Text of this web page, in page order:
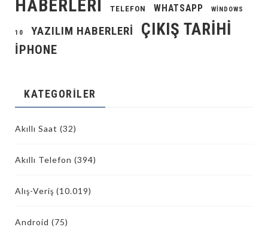
HABERLERI
TELEFON WHATSAPP WINDOWS
10 YAZILIM HABERLERI ÇIKIŞ TARIHI
İPHONE
KATEGORILER
Akıllı Saat (32)
Akıllı Telefon (394)
Alış-Veriş (10.019)
Android (75)